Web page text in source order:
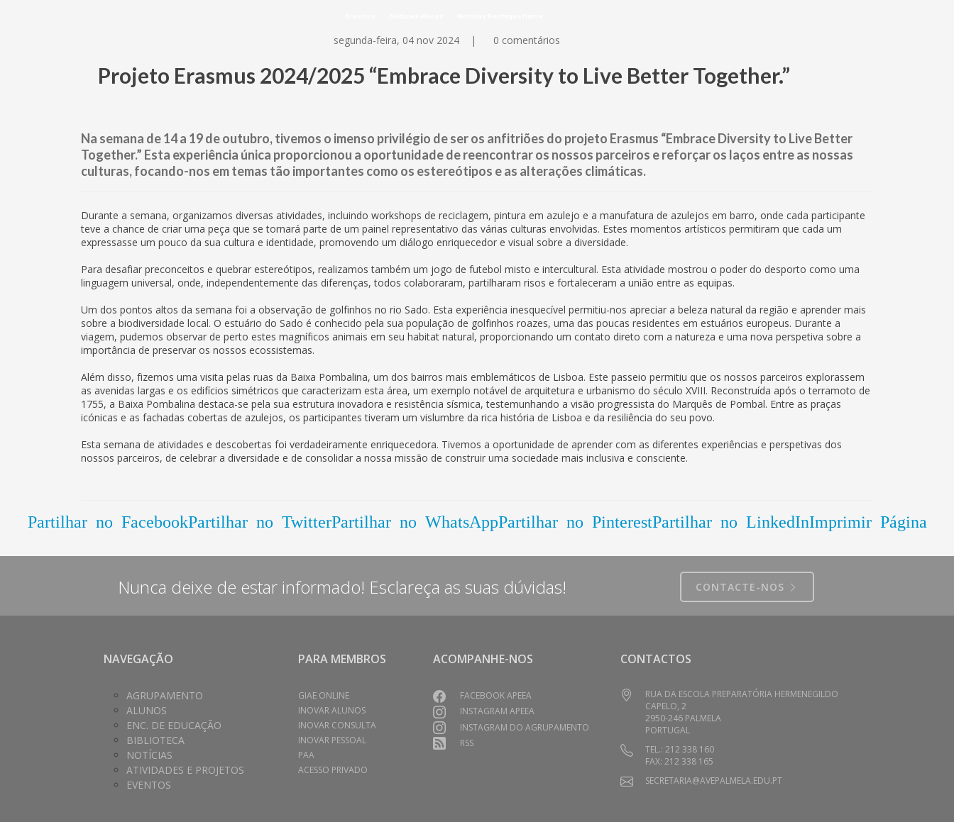
segunda-feira, 04 nov 2024 | 0 comentários
Projeto Erasmus 2024/2025 “Embrace Diversity to Live Better Together.”
Na semana de 14 a 19 de outubro, tivemos o imenso privilégio de ser os anfitriões do projeto Erasmus “Embrace Diversity to Live Better
Together.” Esta experiência única proporcionou a oportunidade de reencontrar os nossos parceiros e reforçar os laços entre as nossas
culturas, focando-nos em temas tão importantes como os estereótipos e as alterações climáticas.
Durante a semana, organizamos diversas atividades, incluindo workshops de reciclagem, pintura em azulejo e a manufatura de azulejos em barro, onde cada participante
teve a chance de criar uma peça que se tornará parte de um painel representativo das várias culturas envolvidas. Estes momentos artísticos permitiram que cada um
expressasse um pouco da sua cultura e identidade, promovendo um diálogo enriquecedor e visual sobre a diversidade.
Para desafiar preconceitos e quebrar estereótipos, realizamos também um jogo de futebol misto e intercultural. Esta atividade mostrou o poder do desporto como uma
linguagem universal, onde, independentemente das diferenças, todos colaboraram, partilharam risos e fortaleceram a união entre as equipas.
Um dos pontos altos da semana foi a observação de golfinhos no rio Sado. Esta experiência inesquecível permitiu-nos apreciar a beleza natural da região e aprender mais
sobre a biodiversidade local. O estuário do Sado é conhecido pela sua população de golfinhos roazes, uma das poucas residentes em estuários europeus. Durante a
viagem, pudemos observar de perto estes magníficos animais em seu habitat natural, proporcionando um contato direto com a natureza e uma nova perspetiva sobre a
importância de preservar os nossos ecossistemas.
Além disso, fizemos uma visita pelas ruas da Baixa Pombalina, um dos bairros mais emblemáticos de Lisboa. Este passeio permitiu que os nossos parceiros explorassem
as avenidas largas e os edifícios simétricos que caracterizam esta área, um exemplo notável de arquitetura e urbanismo do século XVIII. Reconstruída após o terramoto de
1755, a Baixa Pombalina destaca-se pela sua estrutura inovadora e resistência sísmica, testemunhando a visão progressista do Marquês de Pombal. Entre as praças
icónicas e as fachadas cobertas de azulejos, os participantes tiveram um vislumbre da rica história de Lisboa e da resiliência do seu povo.
Esta semana de atividades e descobertas foi verdadeiramente enriquecedora. Tivemos a oportunidade de aprender com as diferentes experiências e perspetivas dos
nossos parceiros, de celebrar a diversidade e de consolidar a nossa missão de construir uma sociedade mais inclusiva e consciente.
Partilhar no FacebookPartilhar no TwitterPartilhar no WhatsAppPartilhar no PinterestPartilhar no LinkedInImprimir Página
Nunca deixe de estar informado! Esclareça as suas dúvidas! CONTACTE-NOS
NAVEGAÇÃO
AGRUPAMENTO
ALUNOS
ENC. DE EDUCAÇÃO
BIBLIOTECA
NOTÍCIAS
ATIVIDADES E PROJETOS
EVENTOS
PARA MEMBROS
GIAE ONLINE
INOVAR ALUNOS
INOVAR CONSULTA
INOVAR PESSOAL
PAA
ACESSO PRIVADO
ACOMPANHE-NOS
FACEBOOK APEEA
INSTAGRAM APEEA
INSTAGRAM DO AGRUPAMENTO
RSS
CONTACTOS
RUA DA ESCOLA PREPARATÓRIA HERMENEGILDO
CAPELO, 2
2950-246 PALMELA
PORTUGAL
TEL.: 212 338 160
FAX: 212 338 165
SECRETARIA@AVEPALMELA.EDU.PT